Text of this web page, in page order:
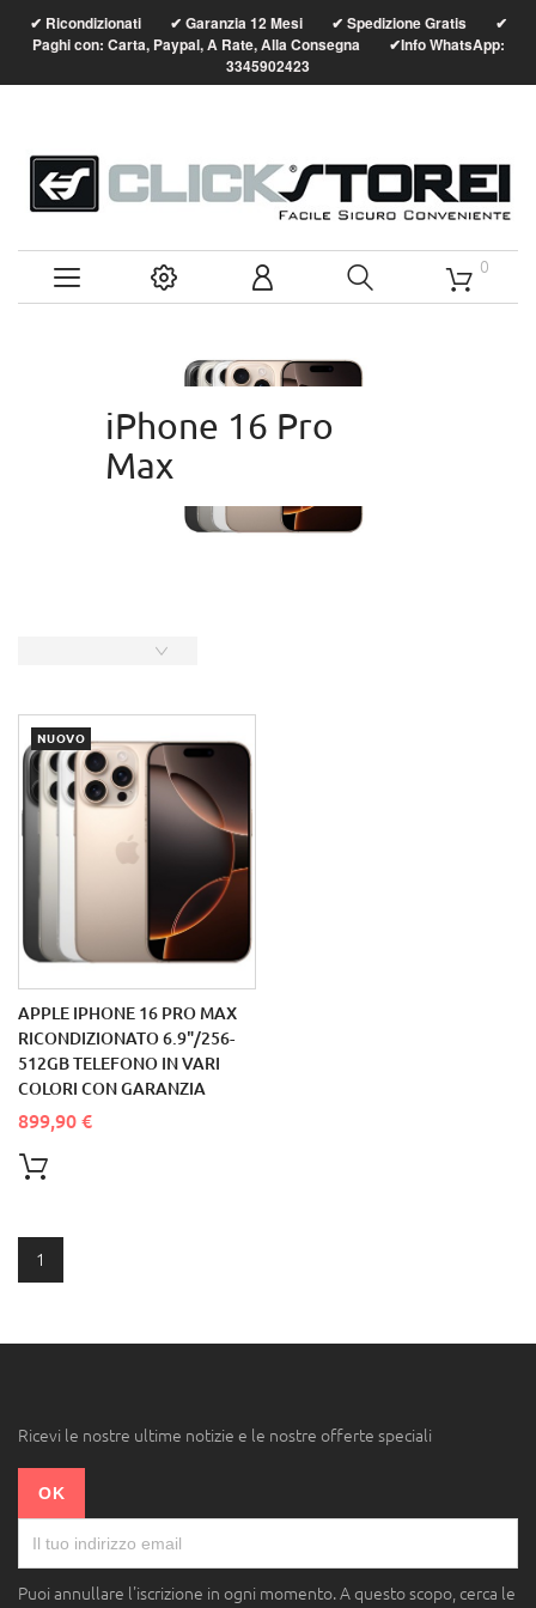
✔ Ricondizionati ✔ Garanzia 12 Mesi ✔ Spedizione Gratis ✔
Paghi con: Carta, Paypal, A Rate, Alla Consegna ✔Info WhatsApp:
3345902423
0
iPhone 16 Pro
Max
NUOVO
APPLE IPHONE 16 PRO MAX
RICONDIZIONATO 6.9"/256-
512GB TELEFONO IN VARI
COLORI CON GARANZIA
899,90 €
1
Ricevi le nostre ultime notizie e le nostre offerte speciali
Puoi annullare l'iscrizione in ogni momento. A questo scopo, cerca le